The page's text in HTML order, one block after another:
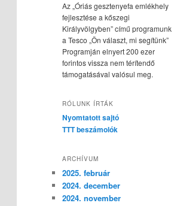
Az „Óriás gesztenyefa emlékhely
fejlesztése a kőszegi
Királyvölgyben” című programunk
a Tesco „Ön választ, mi segítünk”
Programján elnyert 200 ezer
forintos vissza nem térítendő
támogatásával valósul meg.
RÓLUNK ÍRTÁK
Nyomtatott sajtó
TTT beszámolók
ARCHÍVUM
2025. február
2024. december
2024. november